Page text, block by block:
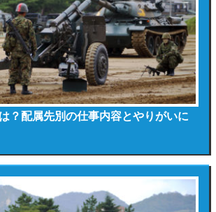
？配属先別の仕事内容とやりがいに